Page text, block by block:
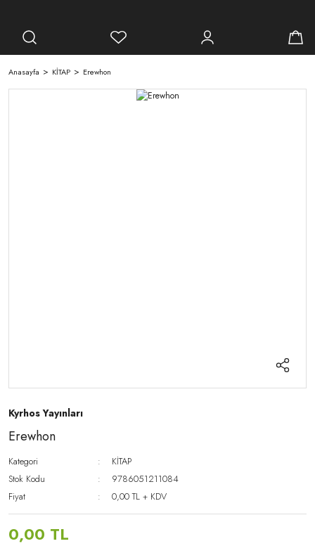
Anasayfa KİTAP Erewhon
Kyrhos Yayınları
Erewhon
Kategori
KİTAP
Stok Kodu
9786051211084
Fiyat
0,00 TL + KDV
0,00 TL